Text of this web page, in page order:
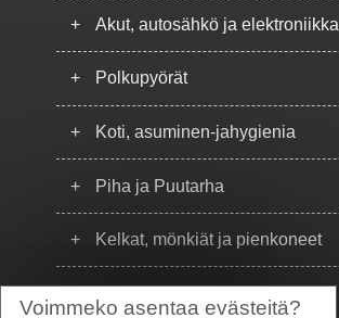
Voimmeko asentaa evästeitä?
+ Akut, autosähkö ja elektroniikka
+ Polkupyörät
+ Koti, asuminen-jahygienia
+ Piha ja Puutarha
+ Kelkat, mönkiät ja pienkoneet